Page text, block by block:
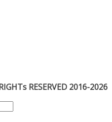
RESERVED 2016-2026